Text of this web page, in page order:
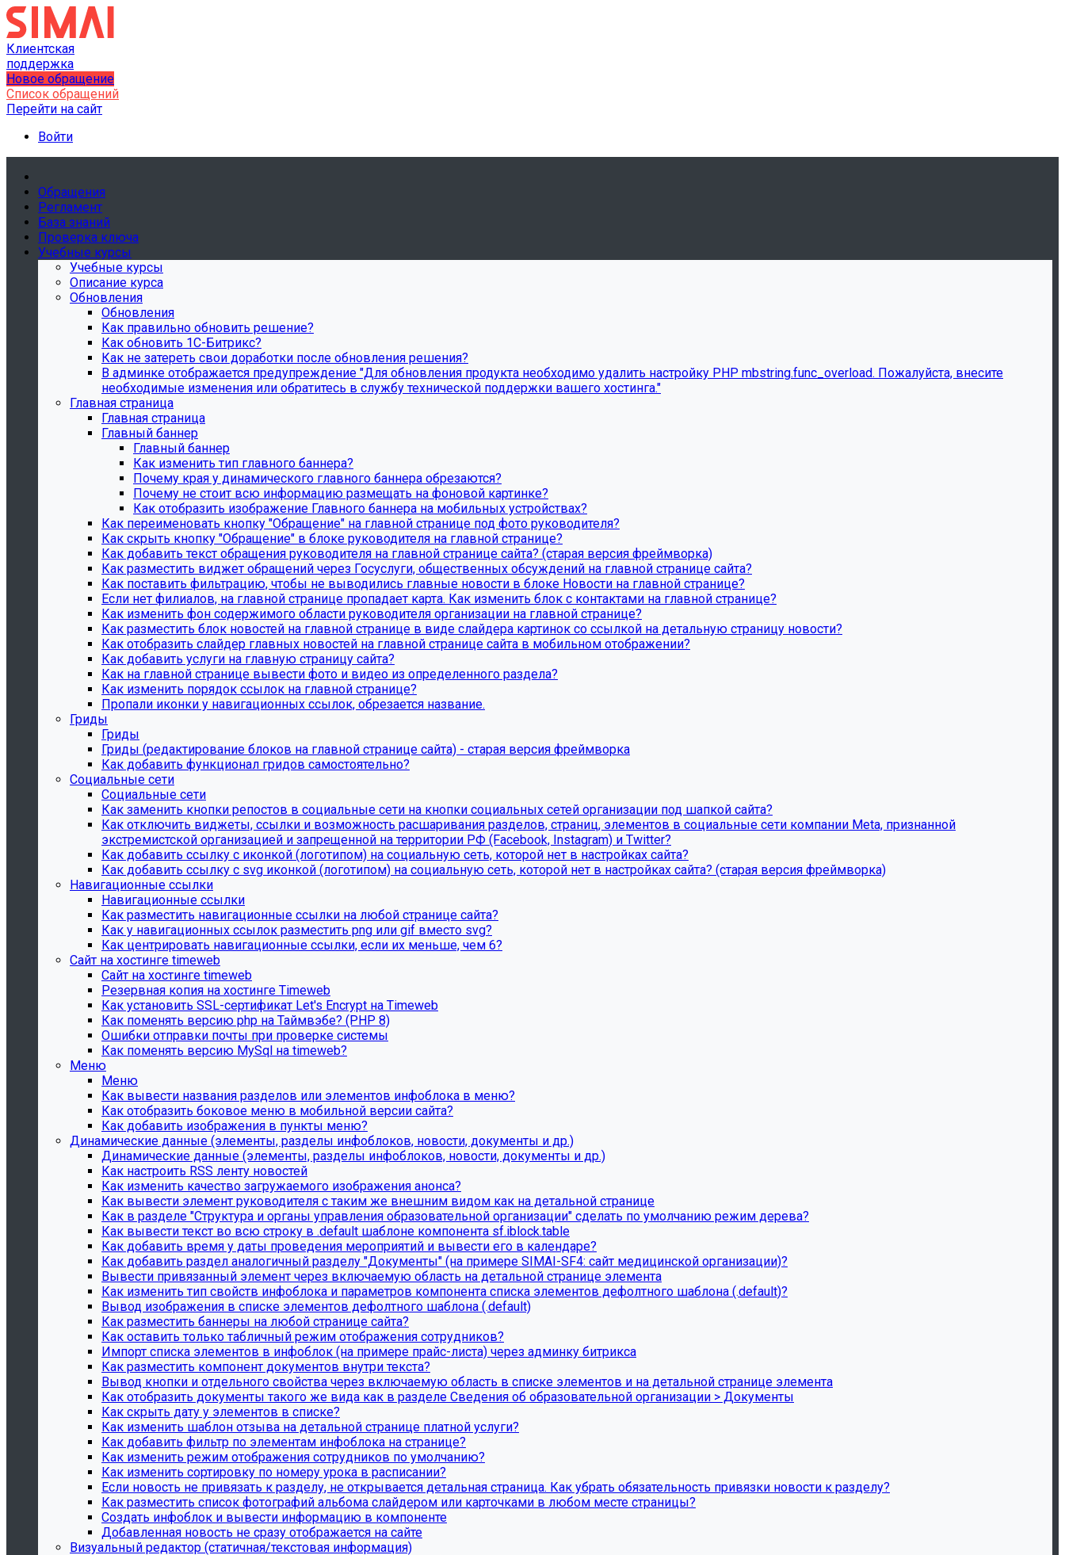
Клиентская
поддержка
Новое обращение
Список обращений
Перейти на сайт
Войти
Обращения
Регламент
База знаний
Проверка ключа
Учебные курсы
Учебные курсы
Описание курса
Обновления
Обновления
Как правильно обновить решение?
Как обновить 1С-Битрикс?
Как не затереть свои доработки после обновления решения?
В админке отображается предупреждение "Для обновления продукта необходимо удалить настройку PHP mbstring.func_overload. Пожалуйста, внесите
необходимые изменения или обратитесь в службу технической поддержки вашего хостинга."
Главная страница
Главная страница
Главный баннер
Главный баннер
Как изменить тип главного баннера?
Почему края у динамического главного баннера обрезаются?
Почему не стоит всю информацию размещать на фоновой картинке?
Как отобразить изображение Главного баннера на мобильных устройствах?
Как переименовать кнопку "Обращение" на главной странице под фото руководителя?
Как скрыть кнопку "Обращение" в блоке руководителя на главной странице?
Как добавить текст обращения руководителя на главной странице сайта? (старая версия фреймворка)
Как разместить виджет обращений через Госуслуги, общественных обсуждений на главной странице сайта?
Как поставить фильтрацию, чтобы не выводились главные новости в блоке Новости на главной странице?
Если нет филиалов, на главной странице пропадает карта. Как изменить блок с контактами на главной странице?
Как изменить фон содержимого области руководителя организации на главной странице?
Как разместить блок новостей на главной странице в виде слайдера картинок со ссылкой на детальную страницу новости?
Как отобразить слайдер главных новостей на главной странице сайта в мобильном отображении?
Как добавить услуги на главную страницу сайта?
Как на главной странице вывести фото и видео из определенного раздела?
Как изменить порядок ссылок на главной странице?
Пропали иконки у навигационных ссылок, обрезается название.
Гриды
Гриды
Гриды (редактирование блоков на главной странице сайта) - старая версия фреймворка
Как добавить функционал гридов самостоятельно?
Социальные сети
Социальные сети
Как заменить кнопки репостов в социальные сети на кнопки социальных сетей организации под шапкой сайта?
Как отключить виджеты, ссылки и возможность расшаривания разделов, страниц, элементов в социальные сети компании Meta, признанной
экстремистской организацией и запрещенной на территории РФ (Facebook, Instagram) и Twitter?
Как добавить ссылку с иконкой (логотипом) на социальную сеть, которой нет в настройках сайта?
Как добавить ссылку с svg иконкой (логотипом) на социальную сеть, которой нет в настройках сайта? (старая версия фреймворка)
Навигационные ссылки
Навигационные ссылки
Как разместить навигационные ссылки на любой странице сайта?
Как у навигационных ссылок разместить png или gif вместо svg?
Как центрировать навигационные ссылки, если их меньше, чем 6?
Сайт на хостинге timeweb
Сайт на хостинге timeweb
Резервная копия на хостинге Timeweb
Как установить SSL-сертификат Let's Encrypt на Timeweb
Как поменять версию php на Таймвэбе? (PHP 8)
Ошибки отправки почты при проверке системы
Как поменять версию MySql на timeweb?
Меню
Меню
Как вывести названия разделов или элементов инфоблока в меню?
Как отобразить боковое меню в мобильной версии сайта?
Как добавить изображения в пункты меню?
Динамические данные (элементы, разделы инфоблоков, новости, документы и др.)
Динамические данные (элементы, разделы инфоблоков, новости, документы и др.)
Как настроить RSS ленту новостей
Как изменить качество загружаемого изображения анонса?
Как вывести элемент руководителя с таким же внешним видом как на детальной странице
Как в разделе "Структура и органы управления образовательной организации" сделать по умолчанию режим дерева?
Как вывести текст во всю строку в .default шаблоне компонента sf.iblock.table
Как добавить время у даты проведения мероприятий и вывести его в календаре?
Как добавить раздел аналогичный разделу "Документы" (на примере SIMAI-SF4: сайт медицинской организации)?
Вывести привязанный элемент через включаемую область на детальной странице элемента
Как изменить тип свойств инфоблока и параметров компонента списка элементов дефолтного шаблона (.default)?
Вывод изображения в списке элементов дефолтного шаблона (.default)
Как разместить баннеры на любой странице сайта?
Как оставить только табличный режим отображения сотрудников?
Импорт списка элементов в инфоблок (на примере прайс-листа) через админку битрикса
Как разместить компонент документов внутри текста?
Вывод кнопки и отдельного свойства через включаемую область в списке элементов и на детальной странице элемента
Как отобразить документы такого же вида как в разделе Сведения об образовательной организации > Документы
Как скрыть дату у элементов в списке?
Как изменить шаблон отзыва на детальной странице платной услуги?
Как добавить фильтр по элементам инфоблока на странице?
Как изменить режим отображения сотрудников по умолчанию?
Как изменить сортировку по номеру урока в расписании?
Если новость не привязать к разделу, не открывается детальная страница. Как убрать обязательность привязки новости к разделу?
Как разместить список фотографий альбома слайдером или карточками в любом месте страницы?
Создать инфоблок и вывести информацию в компоненте
Добавленная новость не сразу отображается на сайте
Визуальный редактор (статичная/текстовая информация)